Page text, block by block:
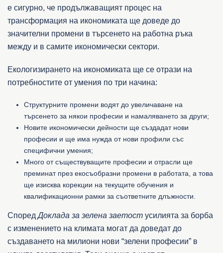
е сигурно, че продължаващият процес на
трансформация на икономиката ще доведе до
значителни промени в търсенето на работна ръка
между и в самите икономически сектори.
Екологизирането на икономиката ще се отрази на
потребностите от умения по три начина:
Структурните промени водят до увеличаване на
търсенето за някои професии и намаляването за други;
Новите икономически дейности ще създадат нови
професии и ще има нужда от нови профили със
специфични умения;
Много от съществуващите професии и отрасли ще
преминат през екосъобразни промени в работата, а това
ще изисква корекции на текущите обучения и
квалификационни рамки за съответните длъжности.
СпоредДоклада за зелена заетост усилията за борба
с изменението на климата могат да доведат до
създаването на милиони нови “зелени професии” в